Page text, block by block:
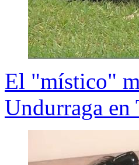
El "místico"
Undurraga en